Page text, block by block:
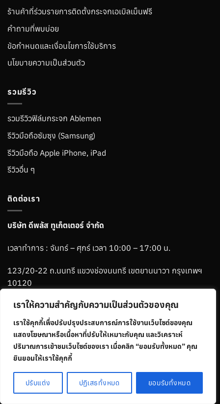
เราให้ความสำคัญกับความเป็นส่วนตัวของคุณ
เราใช้คุกกี้เพื่อปรับปรุงประสบการณ์การใช้งานเว็บไซต์ของคุณ
แสดงโฆษณาหรือเนื้อหาที่ปรับให้เหมาะกับคุณ และวิเคราะห์
ปริมาณการเข้าชมเว็บไซต์ของเรา เมื่อคลิก “ยอมรับทั้งหมด” คุณ
ยินยอมให้เราใช้คุกกี้
ปรับแต่ง ปฏิเสธทั้งหมด ยอมรับทั้งหมด
ร้านค้าที่ร่วมรายการติดตั้งกระจกเอเบิลเม็นฟรี
คำถามที่พบบ่อย
ข้อกำหนดและเงื่อนไขการใช้บริการ
นโยบายความเป็นส่วนตัว
รวมรีวิว
รวมรีวิวฟิล์มกระจก Ablemen
รีวิวมือถือซัมซุง (Samsung)
รีวิวมือถือ Apple iPhone, iPad
รีวิวอื่น ๆ
ติดต่อเรา
บริษัท ดีพลัส ทูเก็ตเตอร์ จำกัด
เวลาทำการ : จันทร์ – ศุกร์ เวลา 10:00 – 17:00 น.
123/20-22 ถ.นนทรี แขวงช่องนนทรี เขตยานนาวา กรุงเทพฯ
10120
Phone :06-1265-2784
Line :@ablemenbrand
Visa MasterCardCredit
Card
Copyright 2026 ©ABLEMEN All Rights Reserved.